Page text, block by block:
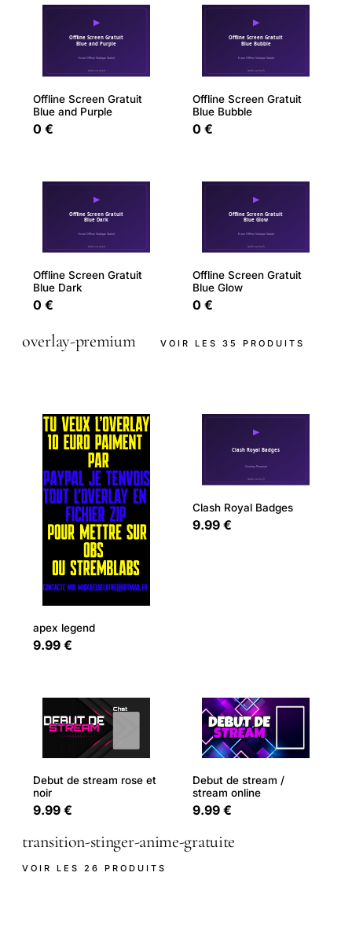
Offline Screen Gratuit
Blue and Purple
0 €
Offline Screen Gratuit
Blue Bubble
0 €
Offline Screen Gratuit
Blue Dark
0 €
Offline Screen Gratuit
Blue Glow
0 €
overlay-premium VOIR LES 35 PRODUITS
apex legend
9.99 €
Clash Royal Badges
9.99 €
Debut de stream rose et
noir
9.99 €
Debut de stream /
stream online
9.99 €
transition-stinger-anime-gratuite
VOIR LES 26 PRODUITS